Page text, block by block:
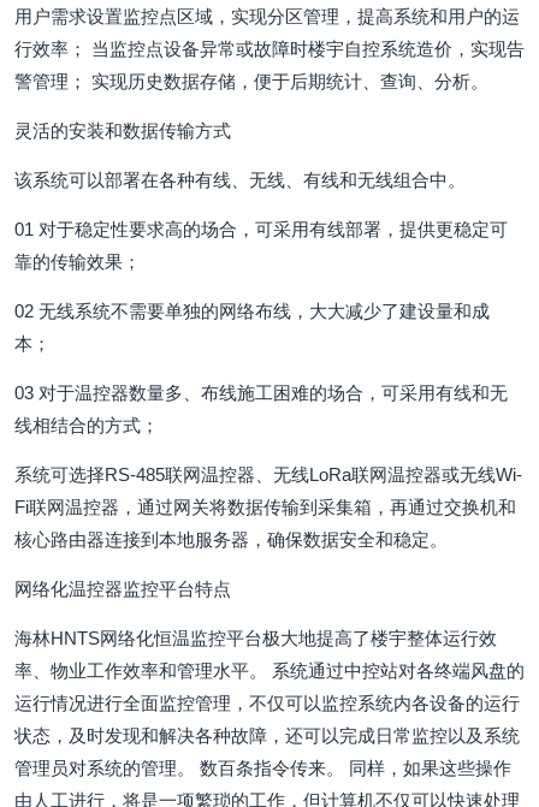
用户需求设置监控点区域，实现分区管理，提高系统和用户的运
行效率； 当监控点设备异常或故障时楼宇自控系统造价，实现告
警管理； 实现历史数据存储，便于后期统计、查询、分析。
灵活的安装和数据传输方式
该系统可以部署在各种有线、无线、有线和无线组合中。
01 对于稳定性要求高的场合，可采用有线部署，提供更稳定可
靠的传输效果；
02 无线系统不需要单独的网络布线，大大减少了建设量和成
本；
03 对于温控器数量多、布线施工困难的场合，可采用有线和无
线相结合的方式；
系统可选择RS-485联网温控器、无线LoRa联网温控器或无线Wi-
Fi联网温控器，通过网关将数据传输到采集箱，再通过交换机和
核心路由器连接到本地服务器，确保数据安全和稳定。
网络化温控器监控平台特点
海林HNTS网络化恒温监控平台极大地提高了楼宇整体运行效
率、物业工作效率和管理水平。 系统通过中控站对各终端风盘的
运行情况进行全面监控管理，不仅可以监控系统内各设备的运行
状态，及时发现和解决各种故障，还可以完成日常监控以及系统
管理员对系统的管理。 数百条指令传来。 同样，如果这些操作
由人工进行，将是一项繁琐的工作，但计算机不仅可以快速处理